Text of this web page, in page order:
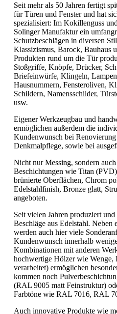
Seit mehr als 50 Jahren fertigt
für Türen und Fenster und hat
spezialisiert: Im Kokillenguss
Solinger Manufaktur ein
Schutzbeschlägen in diversen
Klassizismus, Barock, Bauhaus
Produkten rund um die Tür
Stoßgriffe, Knöpfe, Drücker,
Briefeinwürfe, Klingeln,
Hausnummern, Fensteroliven,
Schildern, Namensschilder,
usw.
Eigener Werkzeugbau und
ermöglichen außerdem die
Kundenwunsch bei
Denkmalpflege, sowie bei
Nicht nur Messing, sondern
Beschichtungen wie Titan
brünierte Oberflächen, Chrom
Edelstahlfinish, Bronze glatt,
angeboten.
Seit vielen Jahren produziert
Beschläge aus Edelstahl. Neben
werden auch hier viele
Kundenwunsch innerhalb
Kombinationen mit anderen
hochwertige Hölzer wie Wenge,
verarbeitet) ermöglichen
kommen noch
(RAL 9005 matt Feinstruktur)
Farbtöne wie RAL 7016, RAL
Auch innovative Produkte wie